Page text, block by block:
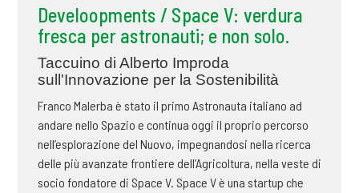
Develoopments / Space V: verdura
fresca per astronauti; e non solo.
Taccuino di Alberto Improda
sull'Innovazione per la Sostenibilità
Franco Malerba è stato il primo Astronauta italiano ad
andare nello Spazio e continua oggi il proprio percorso
nell’esplorazione del Nuovo, impegnandosi nella ricerca
delle più avanzate frontiere dell’Agricoltura, nella veste di
socio fondatore di Space V. Space V è una startup che